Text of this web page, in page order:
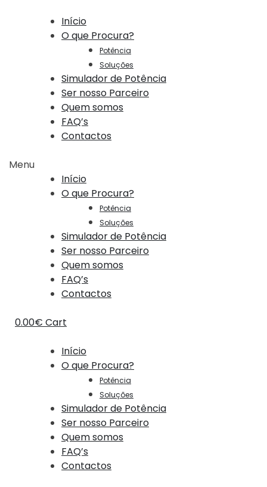
Início
O que Procura?
Potência
Soluções
Simulador de Potência
Ser nosso Parceiro
Quem somos
FAQ’s
Contactos
Menu
Início
O que Procura?
Potência
Soluções
Simulador de Potência
Ser nosso Parceiro
Quem somos
FAQ’s
Contactos
0.00€ Cart
Início
O que Procura?
Potência
Soluções
Simulador de Potência
Ser nosso Parceiro
Quem somos
FAQ’s
Contactos